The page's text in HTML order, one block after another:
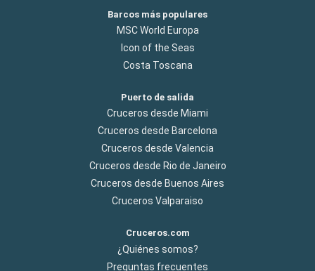
Barcos más populares
MSC World Europa
Icon of the Seas
Costa Toscana
Puerto de salida
Cruceros desde Miami
Cruceros desde Barcelona
Cruceros desde Valencia
Cruceros desde Rio de Janeiro
Cruceros desde Buenos Aires
Cruceros Valparaiso
Cruceros.com
¿Quiénes somos?
Preguntas frecuentes